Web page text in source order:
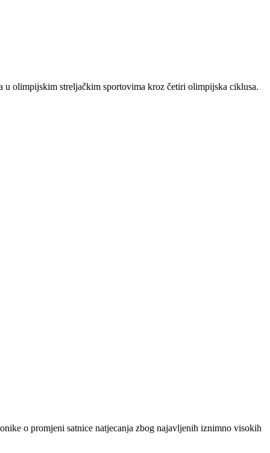
u olimpijskim streljačkim sportovima kroz četiri olimpijska ciklusa.
o promjeni satnice natjecanja zbog najavljenih iznimno visokih